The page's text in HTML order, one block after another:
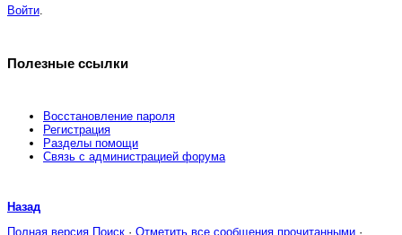
Войти
Полезные ссылки
Восстановление пароля
Регистрация
Разделы помощи
Связь с администрацией форума
Назад
Полная версия Поиск · Отметить все сообщения прочитанными ·